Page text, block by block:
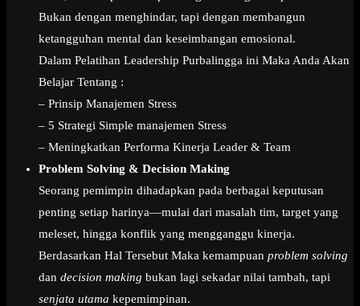
Bukan dengan menghindar, tapi dengan membangun
ketangguhan mental dan keseimbangan emosional.
Dalam Pelatihan Leadership Purbalingga ini Maka Anda Akan
Belajar Tentang :
– Prinsip Manajemen Stress
– 5 Strategi Simple manajemen Stress
– Meningkatkan Performa Kinerja Leader & Team
Problem Solving & Decision Making
Seorang pemimpin dihadapkan pada berbagai keputusan
penting setiap harinya—mulai dari masalah tim, target yang
meleset, hingga konflik yang mengganggu kinerja.
Berdasarkan Hal Tersebut Maka kemampuan problem solving
dan decision making bukan lagi sekadar nilai tambah, tapi
senjata utama kepemimpinan.